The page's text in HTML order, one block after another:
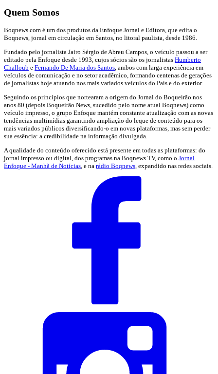
Quem Somos
Boqnews.com é um dos produtos da Enfoque Jornal e Editora, que edita o
Boqnews, jornal em circulação em Santos, no litoral paulista, desde 1986.
Fundado pelo jornalista Jairo Sérgio de Abreu Campos, o veículo passou a ser
editado pela Enfoque desde 1993, cujos sócios são os jornalistas Humberto
Challoub e Fernando De Maria dos Santos , ambos com larga experiência em
veículos de comunicação e no setor acadêmico, formando centenas de gerações
de jornalistas hoje atuando nos mais variados veículos do País e do exterior.
Seguindo os princípios que nortearam a origem do Jornal do Boqueirão nos
anos 80 (depois Boqueirão News, sucedido pelo nome atual Boqnews) como
veículo impresso, o grupo Enfoque mantém constante atualização com as novas
tendências multimídias garantindo ampliação do leque de conteúdo para os
mais variados públicos diversificando-o em novas plataformas, mas sem perder
sua essência: a credibilidade na informação divulgada.
A qualidade do conteúdo oferecido está presente em todas as plataformas: do
jornal impresso ou digital, dos programas na Boqnews TV, como o Jornal
Enfoque - Manhã de Notícias , e na rádio Boqnews , expandido nas redes sociais.